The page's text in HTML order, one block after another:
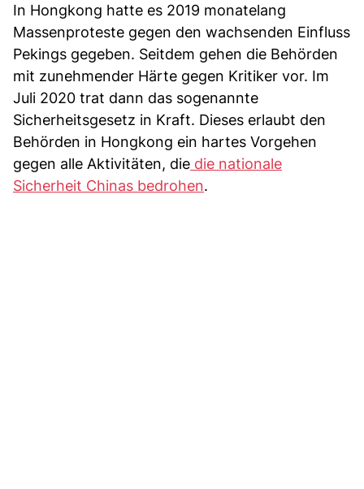
In Hongkong hatte es 2019 monatelang
Massenproteste gegen den wachsenden Einfluss
Pekings gegeben. Seitdem gehen die Behörden
mit zunehmender Härte gegen Kritiker vor. Im
Juli 2020 trat dann das sogenannte
Sicherheitsgesetz in Kraft. Dieses erlaubt den
Behörden in Hongkong ein hartes Vorgehen
gegen alle Aktivitäten, die die nationale
Sicherheit Chinas bedrohen.